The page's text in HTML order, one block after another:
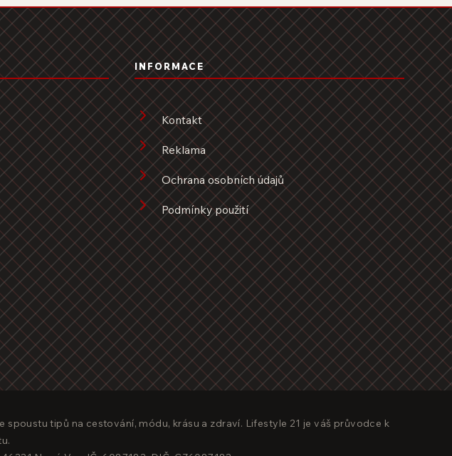
INFORMACE
Kontakt
Reklama
Ochrana osobních údajů
Podmínky použití
tipů na cestování, módu, krásu a zdraví. Lifestyle 21 je váš průvodce k